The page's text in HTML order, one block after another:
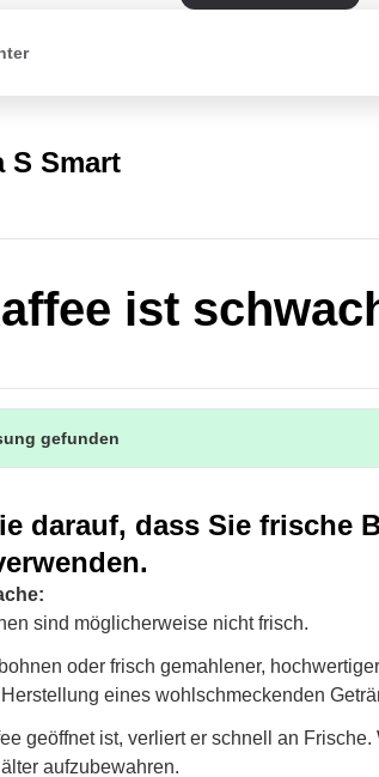
S Smart
ist
gefunden
darauf, dass Sie frische
sind möglicherweise nicht frisch.
oder frisch gemahlener,
eines wohlschmeckenden
geöffnet ist, verliert er schnell an
aufzubewahren.